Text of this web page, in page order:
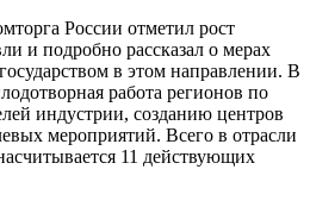
России отметил рост
и подробно рассказал о мерах
в этом направлении. В
работа регионов по
индустрии, созданию центров
мероприятий. Всего в отрасли
11 действующих